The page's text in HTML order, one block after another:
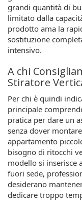
grandi quantità di
limitato dalla
prodotto ama la
sostituzione
intensivo.
A chi
Stiratore
Per chi è quindi
principale
pratica per dare un
senza dover
appartamento
bisogno di ritocchi
modello si inserisce
fuori sede,
desiderano
dedicare troppo